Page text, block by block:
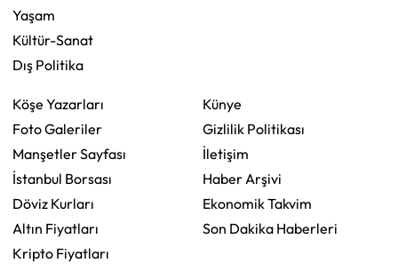
Yaşam
Kültür-Sanat
Dış Politika
Köşe Yazarları
Foto Galeriler
Manşetler Sayfası
İstanbul Borsası
Döviz Kurları
Altın Fiyatları
Kripto Fiyatları
Künye
Gizlilik Politikası
İletişim
Haber Arşivi
Ekonomik Takvim
Son Dakika Haberleri